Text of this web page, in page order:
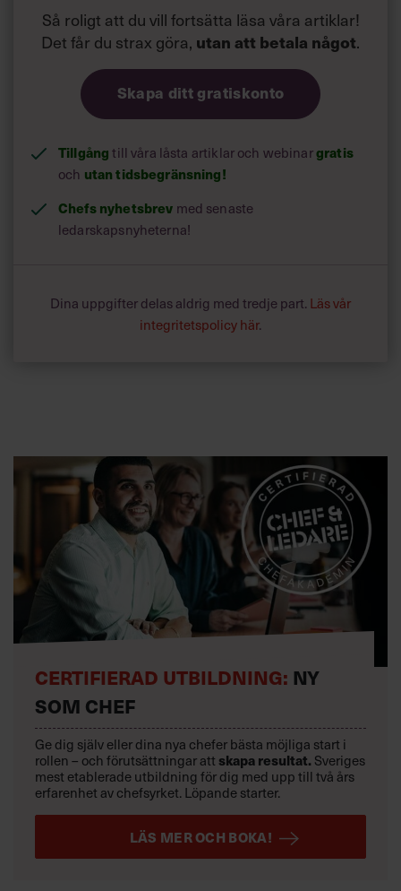
Christina Åqvist, Sverigechef på Elfa Distrelec
Årets hälsobefrämjande chef:
Så roligt att du vill fortsätta läsa våra artiklar!
Det får du strax göra, utan att betala något.
Skapa ditt gratiskonto
Tillgångtill våra låsta artiklar och webinargratis
och utan tidsbegränsning!
Chefs nyhetsbrev med senaste
ledarskapsnyheterna!
Dina uppgifter delas aldrig med tredje part. Läs vår
integritetspolicy här.
CERTIFIERAD UTBILDNING: NY
SOM CHEF
Ge dig själv eller dina nya chefer bästa möjliga start i
rollen – och förutsättningar att skapa resultat. Sveriges
mest etablerade utbildning för dig med upp till två års
erfarenhet av chefsyrket. Löpande starter.
LÄS MER OCH BOKA!